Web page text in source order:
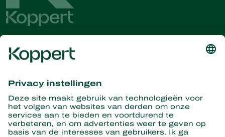
Ontvang het laatste nieuws en
informatie
Hier aanmelden
Partners with Nature